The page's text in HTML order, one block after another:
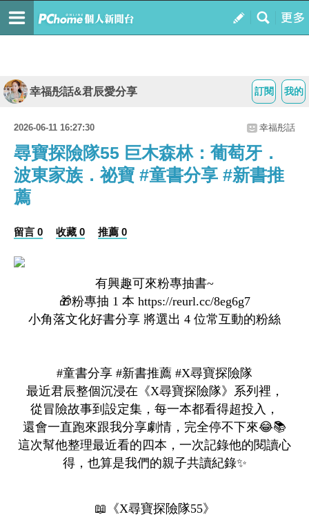
我的
訂閱
幸福彤話&君辰愛分享
2026-06-11 16:27:30 幸福彤話
尋寶探險隊55 巨木森林：葡萄牙．
波東家族．祕寶 #童書分享 #新書推
薦
留言 0 收藏 0 推薦 0
有興趣可來粉專抽書~
🎁粉專抽 1 本 https://reurl.cc/8eg6g7
小角落文化好書分享 將選出 4 位常互動的粉絲
#童書分享 #新書推薦 #X尋寶探險隊
最近君辰整個沉浸在《X尋寶探險隊》系列裡，
從冒險故事到設定集，每一本都看得超投入，
還會一直跑來跟我分享劇情，完全停不下來😂📚
這次幫他整理最近看的四本，一次記錄他的閱讀心
得，也算是我們的親子共讀紀錄✨
📖《X尋寶探險隊55》